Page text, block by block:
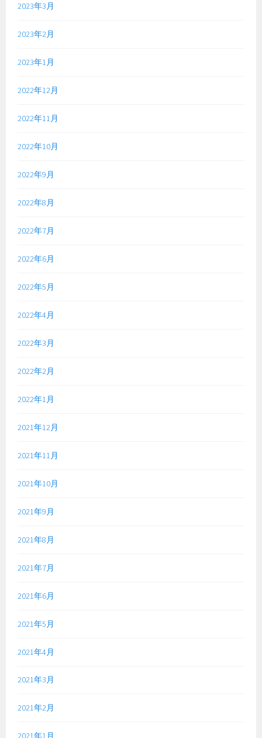
2023年3月
2023年2月
2023年1月
2022年12月
2022年11月
2022年10月
2022年9月
2022年8月
2022年7月
2022年6月
2022年5月
2022年4月
2022年3月
2022年2月
2022年1月
2021年12月
2021年11月
2021年10月
2021年9月
2021年8月
2021年7月
2021年6月
2021年5月
2021年4月
2021年3月
2021年2月